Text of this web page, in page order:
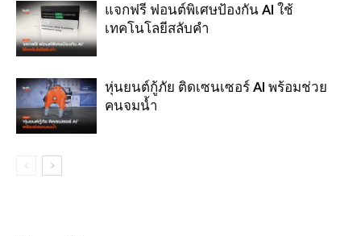
แจกฟรี ฟอนต์พิเศษป้องกัน AI ใช้
เทคโนโลยีสลับคำ
หุ่นยนต์กู้ภัย ติดเซนเซอร์ AI พร้อมช่วย
คนจมน้ำ